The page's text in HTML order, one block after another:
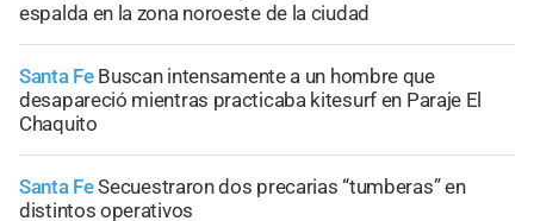
espalda en la zona noroeste de la ciudad
Santa Fe Buscan intensamente a un hombre que
desapareció mientras practicaba kitesurf en Paraje El
Chaquito
Santa FeSecuestraron dos precarias “tumberas” en
distintos operativos